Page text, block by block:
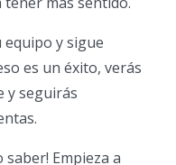
y sigue
es un éxito, verás
y seguirás
saber! Empieza a